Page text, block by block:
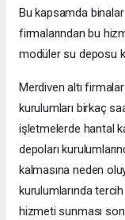
Bu kapsamda
firmalarından bu
modüler su deposu
Merdiven altı
kurulumları birkaç
işletmelerde hantal
depoları
kalmasına neden
kurulumlarında
hizmeti sunması